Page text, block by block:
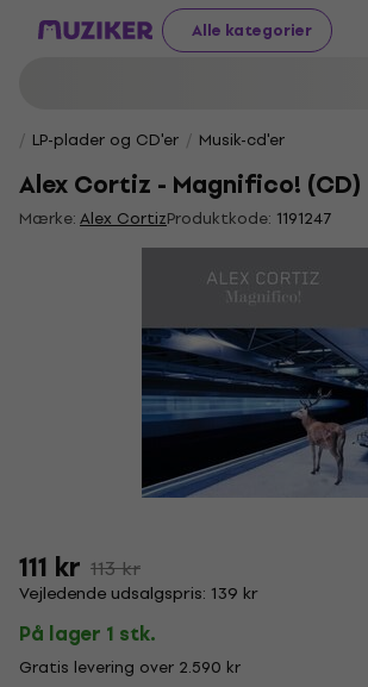
Alle kategorier
LP-plader og CD'er Musik-cd'er
Alex Cortiz - Magnifico! (CD)
Mærke:Alex CortizProduktkode: 1191247
111 kr 113 kr
Vejledende udsalgspris: 139 kr
På lager 1 stk.
Gratis levering over 2.590 kr